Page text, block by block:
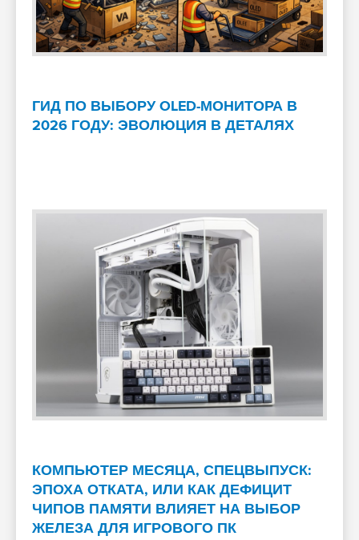
ГИД ПО ВЫБОРУ OLED-МОНИТОРА В
2026 ГОДУ: ЭВОЛЮЦИЯ В ДЕТАЛЯХ
КОМПЬЮТЕР МЕСЯЦА, СПЕЦВЫПУСК:
ЭПОХА ОТКАТА, ИЛИ КАК ДЕФИЦИТ
ЧИПОВ ПАМЯТИ ВЛИЯЕТ НА ВЫБОР
ЖЕЛЕЗА ДЛЯ ИГРОВОГО ПК